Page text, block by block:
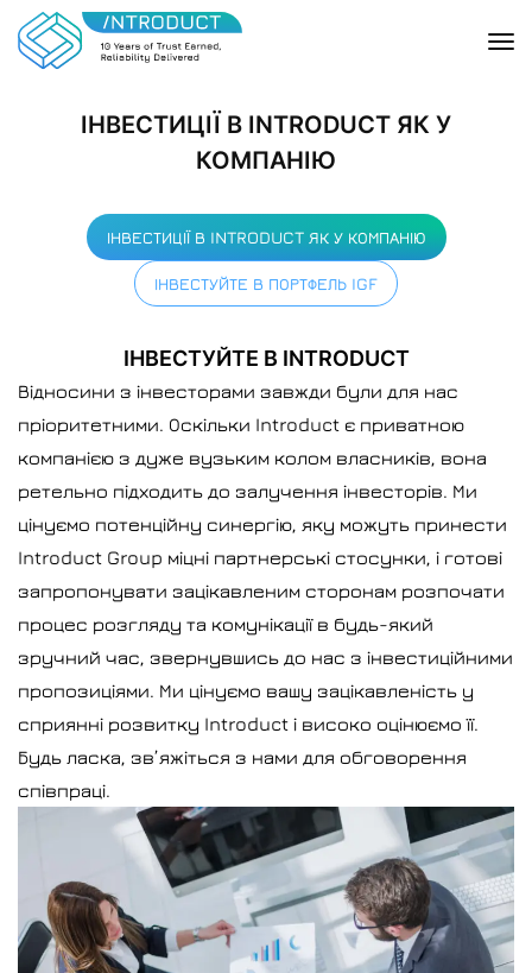
ІНВЕСТИЦІЇ В INTRODUCT ЯК У
КОМПАНІЮ
ІНВЕСТИЦІЇ В INTRODUCT ЯК У КОМПАНІЮ
ІНВЕСТУЙТЕ В ПОРТФЕЛЬ IGF
ІНВЕСТУЙТЕ В INTRODUCT
Відносини з інвесторами завжди були для нас
пріоритетними. Оскільки Introduct є приватною
компанією з дуже вузьким колом власників, вона
ретельно підходить до залучення інвесторів. Ми
цінуємо потенційну синергію, яку можуть принести
Introduct Group міцні партнерські стосунки, і готові
запропонувати зацікавленим сторонам розпочати
процес розгляду та комунікації в будь-який
зручний час, звернувшись до нас з інвестиційними
пропозиціями. Ми цінуємо вашу зацікавленість у
сприянні розвитку Introduct і високо оцінюємо її.
Будь ласка, зв’яжіться з нами для обговорення
співпраці.